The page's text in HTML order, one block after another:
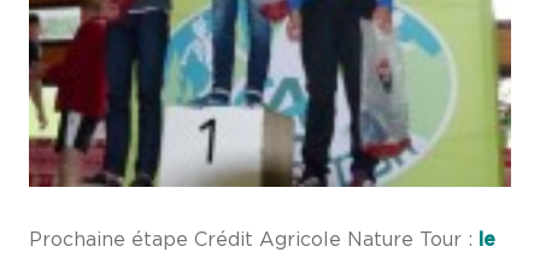
Prochaine étape Crédit Agricole Nature Tour :
le